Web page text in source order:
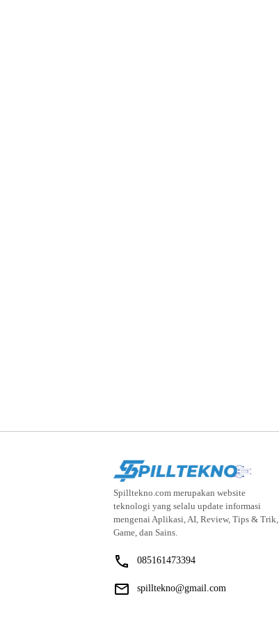
Spilltekno.com merupakan website
teknologi yang selalu update informasi
mengenai Aplikasi, AI, Review, Tips & Trik,
Game, dan Sains.
085161473394
spilltekno@gmail.com